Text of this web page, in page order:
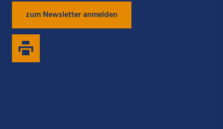
uns
auf
unsuns
zum Newsletter anmelden